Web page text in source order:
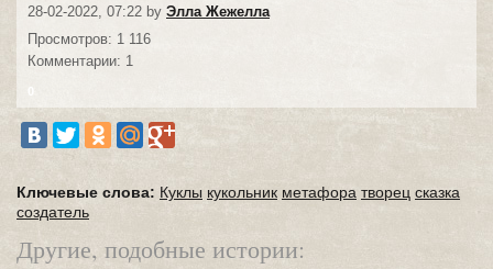
28-02-2022, 07:22 by Элла Жежелла
Просмотров: 1 116
Комментарии: 1
0
Ключевые слова: Куклы кукольник метафора творец сказка
создатель
Другие, подобные истории: